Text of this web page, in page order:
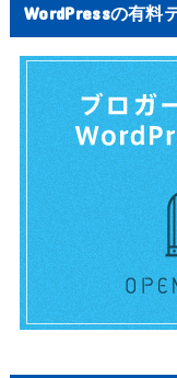
WordPressの有料